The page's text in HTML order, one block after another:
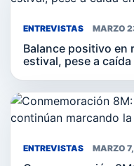
ENTREVISTAS MARZO
Balance positivo en
estival, pese a
ENTREVISTAS MARZO